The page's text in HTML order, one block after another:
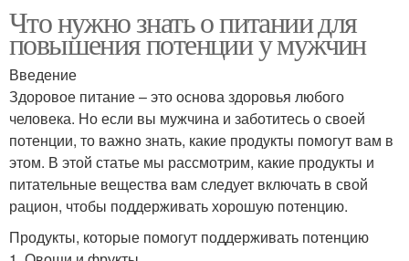
Что нужно знать о питании для
повышения потенции у мужчин
Введение
Здоровое питание – это основа здоровья любого
человека. Но если вы мужчина и заботитесь о своей
потенции, то важно знать, какие продукты помогут вам в
этом. В этой статье мы рассмотрим, какие продукты и
питательные вещества вам следует включать в свой
рацион, чтобы поддерживать хорошую потенцию.
Продукты, которые помогут поддерживать потенцию